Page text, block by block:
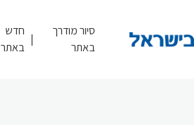
סיור מודרך
באתר
חדש
באתר